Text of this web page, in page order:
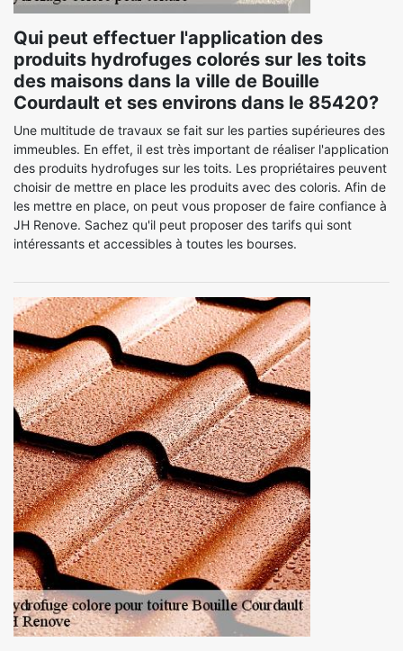
Qui peut effectuer l'application des
produits hydrofuges colorés sur les toits
des maisons dans la ville de Bouille
Courdault et ses environs dans le 85420?
Une multitude de travaux se fait sur les parties supérieures des
immeubles. En effet, il est très important de réaliser l'application
des produits hydrofuges sur les toits. Les propriétaires peuvent
choisir de mettre en place les produits avec des coloris. Afin de
les mettre en place, on peut vous proposer de faire confiance à
JH Renove. Sachez qu'il peut proposer des tarifs qui sont
intéressants et accessibles à toutes les bourses.